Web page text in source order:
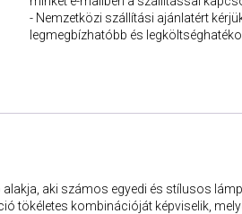
- Nemzetközi szállítási ajánlatért
legmegbízhatóbb és
aki számos egyedi és stílusos
tökéletes kombinációját képviselik,